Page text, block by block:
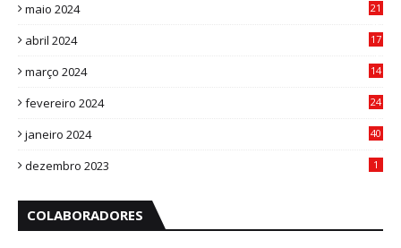
maio 2024
21
abril 2024
17
março 2024
14
fevereiro 2024
24
janeiro 2024
40
dezembro 2023 1
COLABORADORES